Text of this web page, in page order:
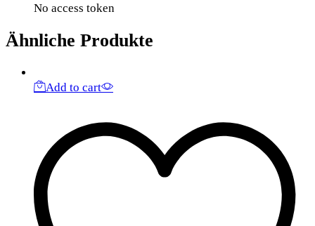
No access token
Ähnliche Produkte
Add to cart